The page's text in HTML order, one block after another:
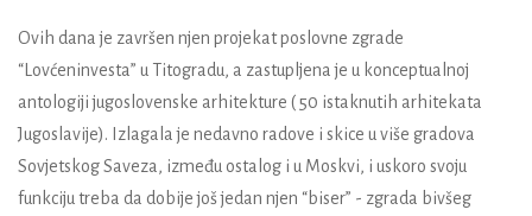
Ovih dana je završen njen projekat poslovne zgrade
“Lovćeninvesta” u Titogradu, a zastupljena je u konceptualnoj
antologiji jugoslovenske arhitekture ( 50 istaknutih arhitekata
Jugoslavije). Izlagala je nedavno radove i skice u više gradova
Sovjetskog Saveza, između ostalog i u Moskvi, i uskoro svoju
funkciju treba da dobije još jedan njen “biser” - zgrada bivšeg